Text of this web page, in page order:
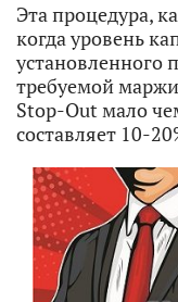
Эта процедура,
когда уровень
установленного
требуемой
Stop-Out мало
составляет 10-